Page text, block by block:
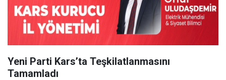
Yeni Parti Kars’ta Teşkilatlanmasını
Tamamladı